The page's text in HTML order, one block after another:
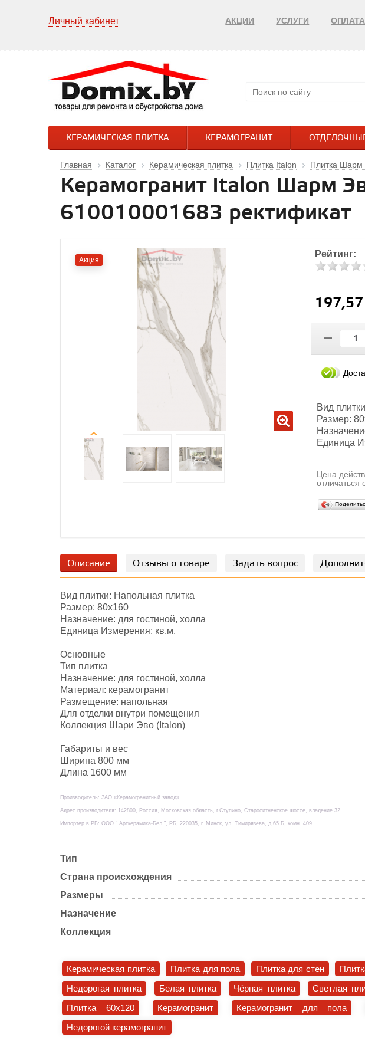
Личный кабинет АКЦИИ УСЛУГИ
КЕРАМИЧЕСКАЯ ПЛИТКА КЕРАМОГРАНИТ
Главная Каталог Керамическая плитка Плитка Italon Плитка Шарм
Керамогранит Italon Шарм
610010001683 ректификат
Акция
Рейтинг:
197,57
Вид
Размер:
Единица
Цена
отличаться
Описание Отзывы о товаре Задать вопрос
Вид плитки: Напольная плитка
Размер: 80х160
Назначение: для гостиной, холла
Единица Измерения: кв.м.
Основные
Тип плитка
Назначение: для гостиной, холла
Материал: керамогранит
Размещение: напольная
Для отделки внутри помещения
Коллекция Шари Эво (Italon)
Габариты и вес
Ширина 800 мм
Длина 1600 мм
Производитель: ЗАО «Керамогранитный завод»
Адрес производителя: 142800, Россия, Московская область, г.Ступино, Староситненское шоссе, владение 32
Импортер в РБ: ООО " Арткерамика-Бел ", РБ, 220035, г. Минск, ул. Тимирязева, д.65 Б, комн. 409
Тип
Страна происхождения
Размеры
Назначение
Коллекция
Керамическая плитка Плитка для пола Плитка для стен
Недорогая плитка
Белая плитка Чёрная плитка Светлая
Плитка 60x120
Керамогранит Керамогранит для пола
Недорогой керамогранит